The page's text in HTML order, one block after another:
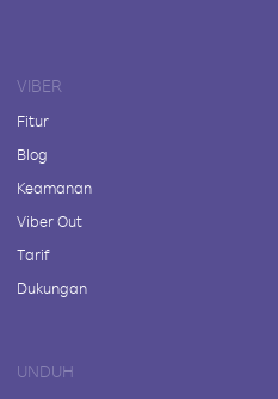
VIBER
Fitur
Blog
Keamanan
Viber Out
Tarif
Dukungan
UNDUH